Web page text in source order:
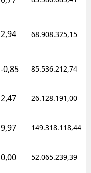
Elazığ
Erzurum
Eskişehir
Gümüşhane
2,94 68.908.325,15
-0,85 85.536.212,74
2,47 26.128.191,00
9,97 149.318.118,44
0,00 52.065.239,39